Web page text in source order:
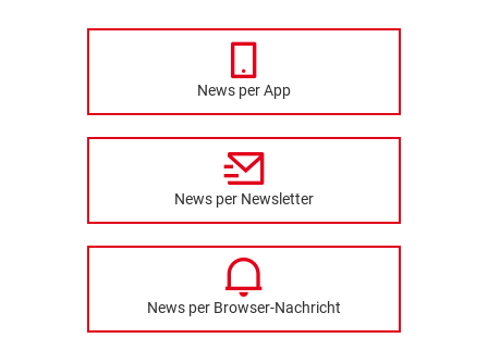
News per App
News per Newsletter
News per Browser-Nachricht